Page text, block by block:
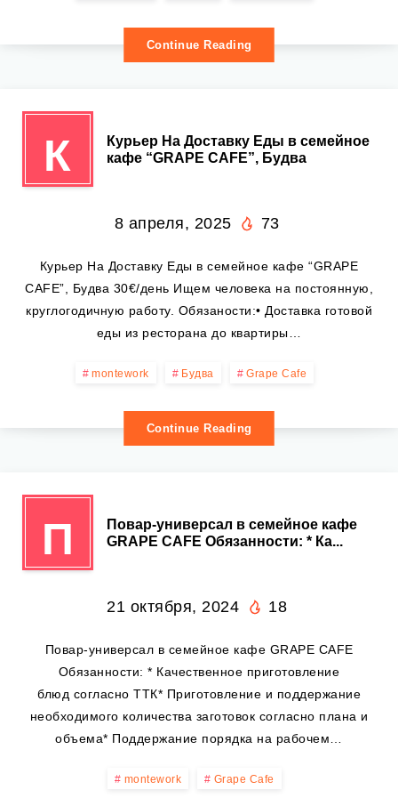
Continue Reading
К
Курьер На Доставку Еды в семейное
кафе “GRAPE CAFE”, Будва
8 апреля, 2025 73
Курьер На Доставку Еды в семейное кафе “GRAPE
CAFE”, Будва 30€/день Ищем человека на постоянную,
круглогодичную работу. Обязаности:• Доставка готовой
еды из ресторана до квартиры…
montework Будва Grape Cafe
Continue Reading
П
Повар-универсал в семейное кафе
GRAPE CAFE Обязанности: * Ка...
21 октября, 2024 18
Повар-универсал в семейное кафе GRAPE CAFE
Обязанности: * Качественное приготовление
блюд согласно ТТК* Приготовление и поддержание
необходимого количества заготовок согласно плана и
объема* Поддержание порядка на рабочем…
montework Grape Cafe